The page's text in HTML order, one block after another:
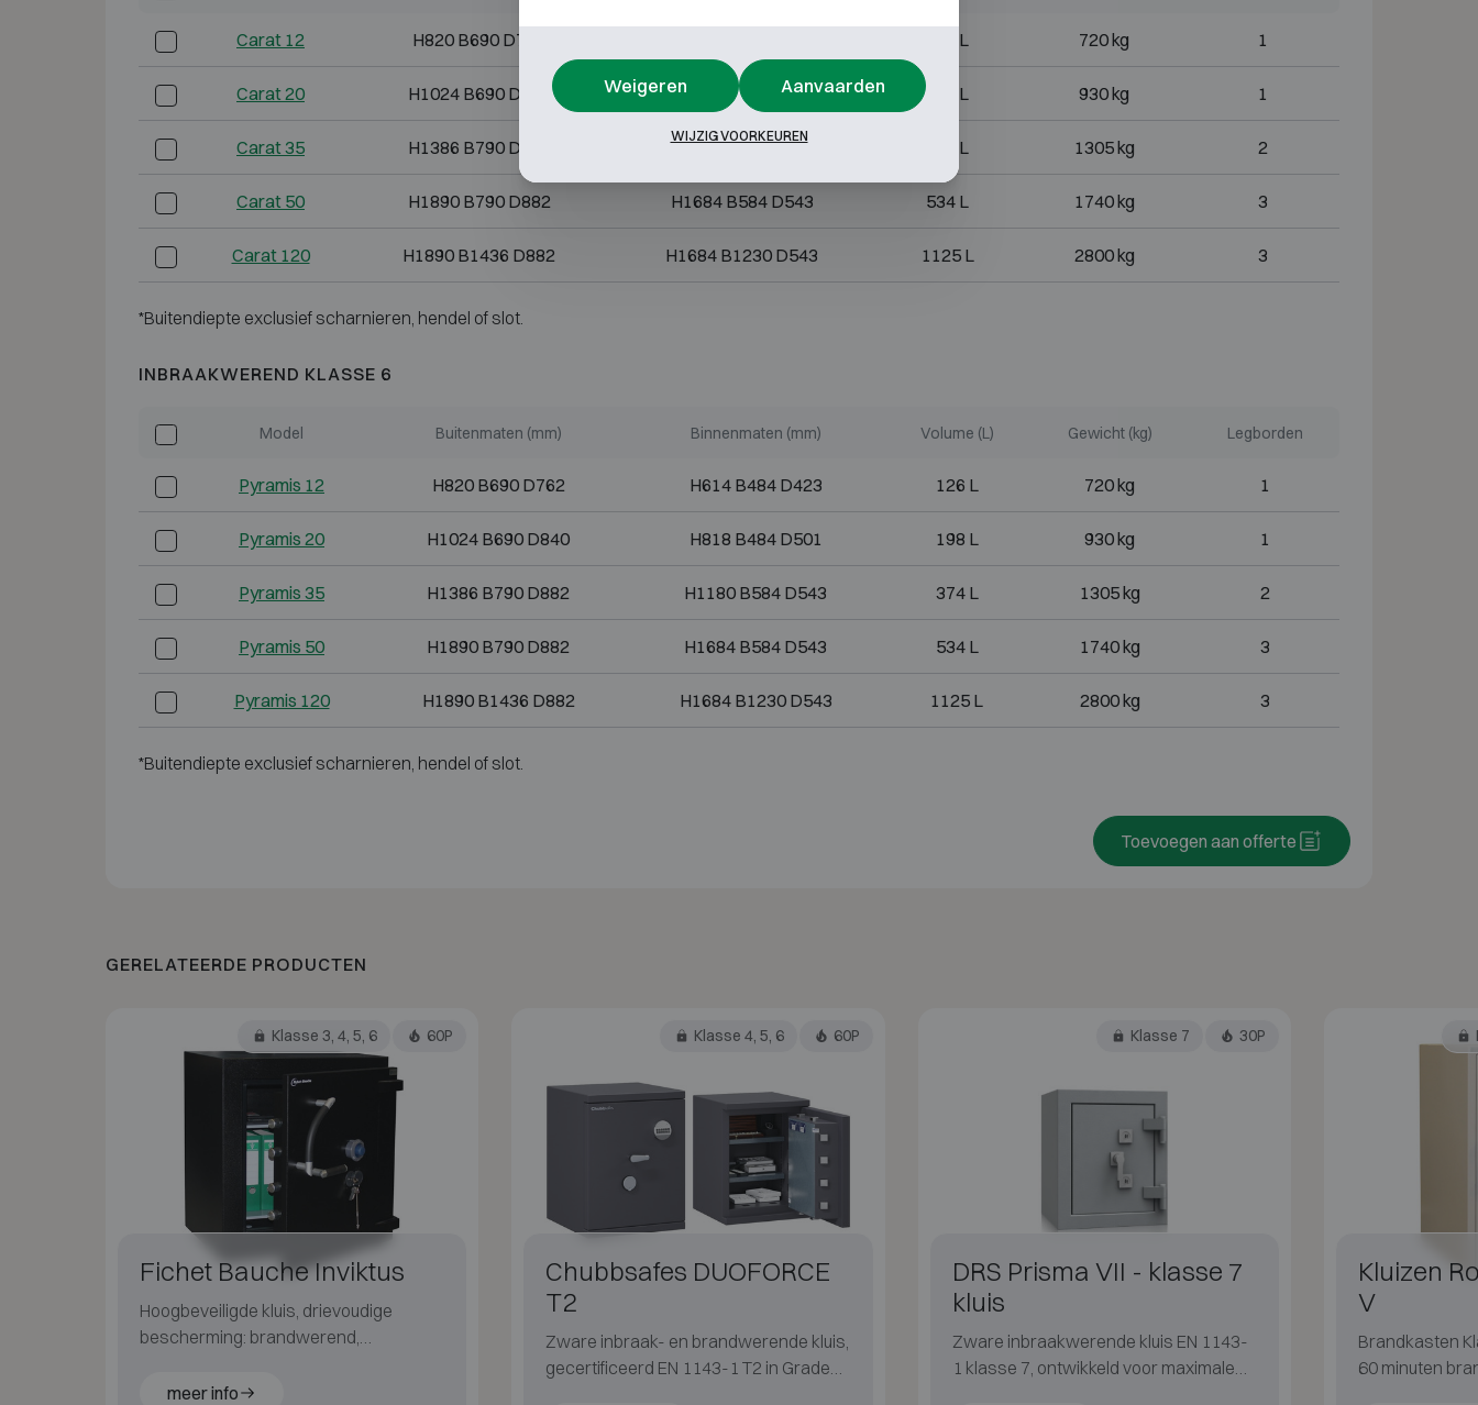
Carat 12 H820 B690 D762 126 L 720 kg 1
Carat 20 H1024 B690 D840 H818 B484 D501 198 L 930 kg 1
Carat 35 H1386 B790 D882 H1180 B584 D543 374 L 1305 kg 2
Carat 50 H1890 B790 D882 H1684 B584 D543 534 L 1740 kg 3
Carat 120 H1890 B1436 D882 H1684 B1230 D543 1125 L 2800 kg 3
*Buitendiepte exclusief scharnieren, hendel of slot.
INBRAAKWEREND KLASSE 6
Model Buitenmaten (mm) Binnenmaten (mm) Volume (L) Gewicht (kg) Legborden
Pyramis 12 H820 B690 D762 H614 B484 D423 126 L 720 kg 1
Pyramis 20 H1024 B690 D840 H818 B484 D501 198 L 930 kg 1
Pyramis 35 H1386 B790 D882 H1180 B584 D543 374 L 1305 kg 2
Pyramis 50 H1890 B790 D882 H1684 B584 D543 534 L 1740 kg 3
Pyramis 120 H1890 B1436 D882 H1684 B1230 D543 1125 L 2800 kg 3
*Buitendiepte exclusief scharnieren, hendel of slot.
Toevoegen aan offerte
GERELATEERDE PRODUCTEN
Klasse 3, 4, 5, 6 60P
Fichet Bauche Inviktus
Hoogbeveiligde kluis, drievoudige
bescherming: brandwerend,
voor ultieme bescherming
meer info
Klasse 4, 5, 6 60P
Chubbsafes DUOFORCE
T2
Zware inbraak- en brandwerende kluis,
gecertificeerd EN 1143-1 T2 in Grade
Klasse 7 30P
DRS Prisma VII - klasse 7
kluis
Zware inbraakwerende kluis EN 1143-
1 klasse 7, ontwikkeld voor maximale
Kluizen
V
Brandkasten
60 minuten
Weigeren Aanvaarden
WIJZIG VOORKEUREN